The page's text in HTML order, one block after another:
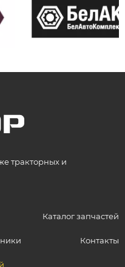
тракторных и
Каталог запчастей
Контакты